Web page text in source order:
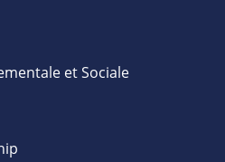
et Sociale